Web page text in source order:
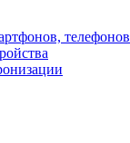
телефонов